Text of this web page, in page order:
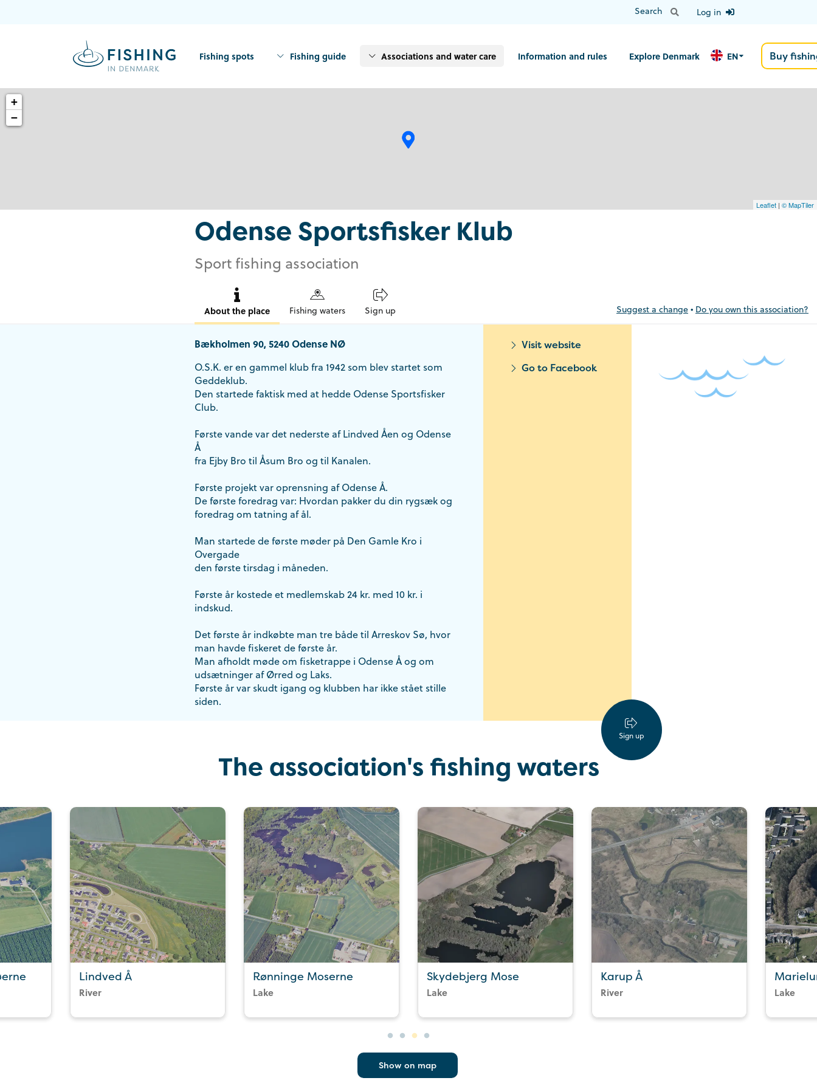
Log in
Fishing spots Fishing guide Associations and water care Information and rules Explore Denmark EN Buy
+
−
Leaflet | © MapTiler
Odense Sportsfisker Klub
Sport fishing association
About the place Fishing waters Sign up Suggest a change • Do you own this association?
Bækholmen 90, 5240 Odense NØ
O.S.K. er en gammel klub fra 1942 som blev startet som
Geddeklub.
Den startede faktisk med at hedde Odense Sportsfisker
Club.
Første vande var det nederste af Lindved Åen og Odense
Å
fra Ejby Bro til Åsum Bro og til Kanalen.
Første projekt var oprensning af Odense Å.
De første foredrag var: Hvordan pakker du din rygsæk og
foredrag om tatning af ål.
Man startede de første møder på Den Gamle Kro i
Overgade
den første tirsdag i måneden.
Første år kostede et medlemskab 24 kr. med 10 kr. i
indskud.
Det første år indkøbte man tre både til Arreskov Sø, hvor
man havde fiskeret de første år.
Man afholdt møde om fisketrappe i Odense Å og om
udsætninger af Ørred og Laks.
Første år var skudt igang og klubben har ikke stået stille
siden.
Sign up
Visit website
Go to Facebook
The association's fishing waters
Lindved Å
River
Rønninge Moserne
Lake
Skydebjerg Mose
Lake
Karup Å
River Lake
Show on map